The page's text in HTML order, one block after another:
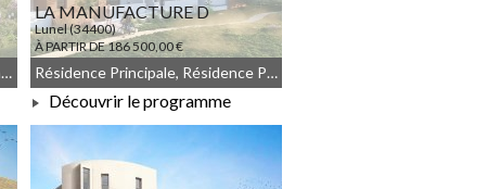
Droit commun, Résidence Principale, JEANBRUN, Meublé non géré
LA MANUFACTURE D
Lunel (34400)
À PARTIR DE 186 500,00 €
À PARTIR DE 186 500,00 €
Résidence Principale, Résidence Principale, Droit commun, Meublé non géré, JEANBRUN
Découvrir le programme